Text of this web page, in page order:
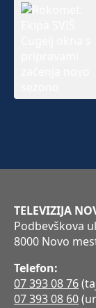
TELEVIZIJA
Podbevškova
8000 Novo
Telefon:
07 393 08 76
07 393 08 60